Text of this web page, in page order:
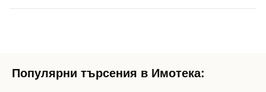
Популярни търсения в Имотека: